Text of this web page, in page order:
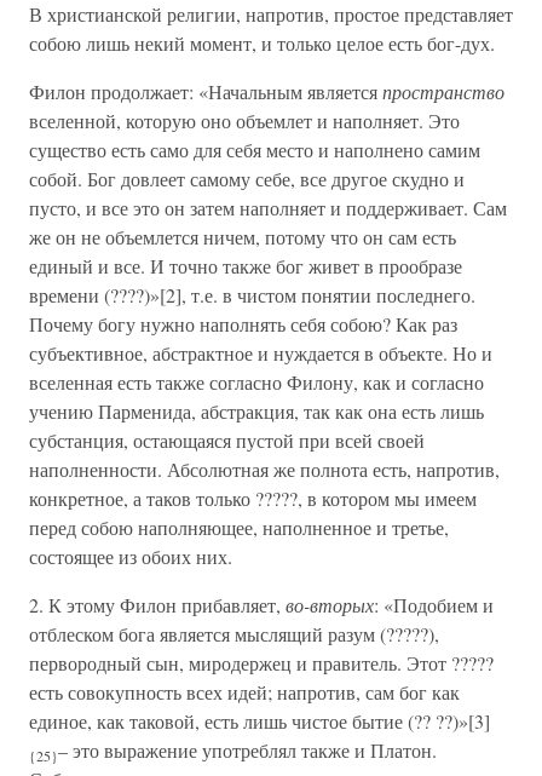
В христианской религии, напротив, простое представляет
собою лишь некий момент, и только целое есть бог-дух.
Филон продолжает: «Начальным являетсяпространство
вселенной, которую оно объемлет и наполняет. Это
существо есть само для себя место и наполнено самим
собой. Бог довлеет самому себе, все другое скудно и
пусто, и все это он затем наполняет и поддерживает. Сам
же он не объемлется ничем, потому что он сам есть
единый и все. И точно также бог живет в прообразе
времени (????)»[2], т.е. в чистом понятии последнего.
Почему богу нужно наполнять себя собою? Как раз
субъективное, абстрактное и нуждается в объекте. Но и
вселенная есть также согласно Филону, как и согласно
учению Парменида, абстракция, так как она есть лишь
субстанция, остающаяся пустой при всей своей
наполненности. Абсолютная же полнота есть, напротив,
конкретное, а таков только ?????, в котором мы имеем
перед собою наполняющее, наполненное и третье,
состоящее из обоих них.
2. К этому Филон прибавляет, во-вторых: «Подобием и
отблеском бога является мыслящий разум (?????),
первородный сын, миродержец и правитель. Этот ?????
есть совокупность всех идей; напротив, сам бог как
единое, как таковой, есть лишь чистое бытие (?? ??)»[3]
{25}– это выражение употреблял также и Платон.